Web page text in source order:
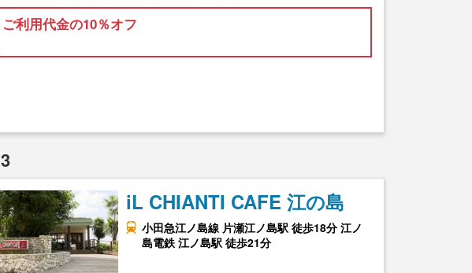
ご利用代金の10％オフ
3
iL CHIANTI CAFE 江の島
小田急江ノ島線 片瀬江ノ島駅 徒歩18分 江ノ
島電鉄 江ノ島駅 徒歩21分